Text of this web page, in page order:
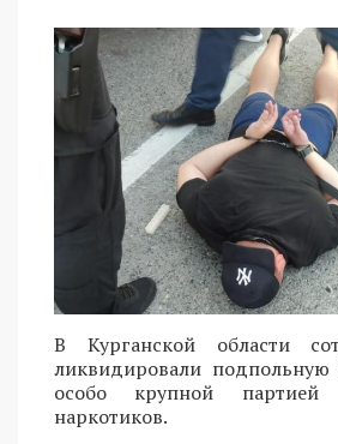
В Курганской области
ликвидировали подпольную
особо крупной партией
наркотиков.